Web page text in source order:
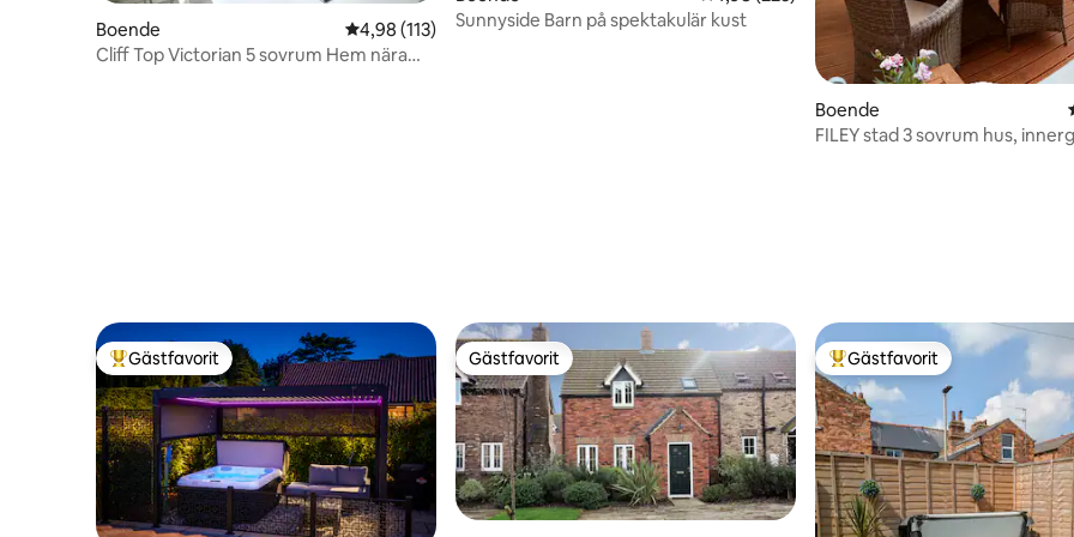
Boende 4,98 av 5 i genomsnittligt betyg, 113 omdömen
4,98 (113)
Cliff Top Victorian 5 sovrum Hem nära
Sunnyside Barn på spektakulär kust
Boende
FILEY stad 3 sovrum hus,
Populär gästfavorit
Gästfavorit Gästfavorit
Gästfavorit Populär gästfavorit
Gästfavorit